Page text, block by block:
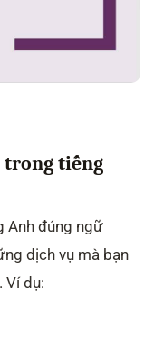
trong tiếng
Anh đúng ngữ
dịch vụ mà bạn
Ví dụ: